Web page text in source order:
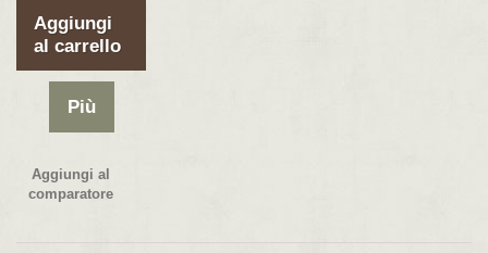
Aggiungi
al carrello
Più
Aggiungi al
comparatore